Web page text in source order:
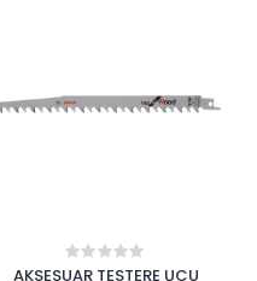
TESTERE UCU